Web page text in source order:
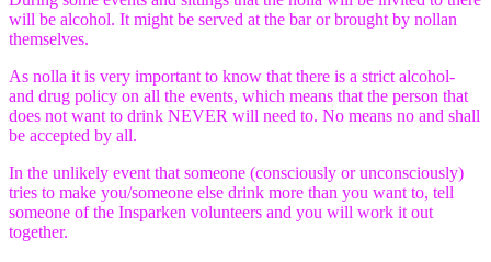
will be alcohol. It might be served at the bar or brought by nollan
themselves.
As nolla it is very important to know that there is a strict alcohol-
and drug policy on all the events, which means that the person that
does not want to drink NEVER will need to. No means no and shall
be accepted by all.
In the unlikely event that someone (consciously or unconsciously)
tries to make you/someone else drink more than you want to, tell
someone of the Insparken volunteers and you will work it out
together.